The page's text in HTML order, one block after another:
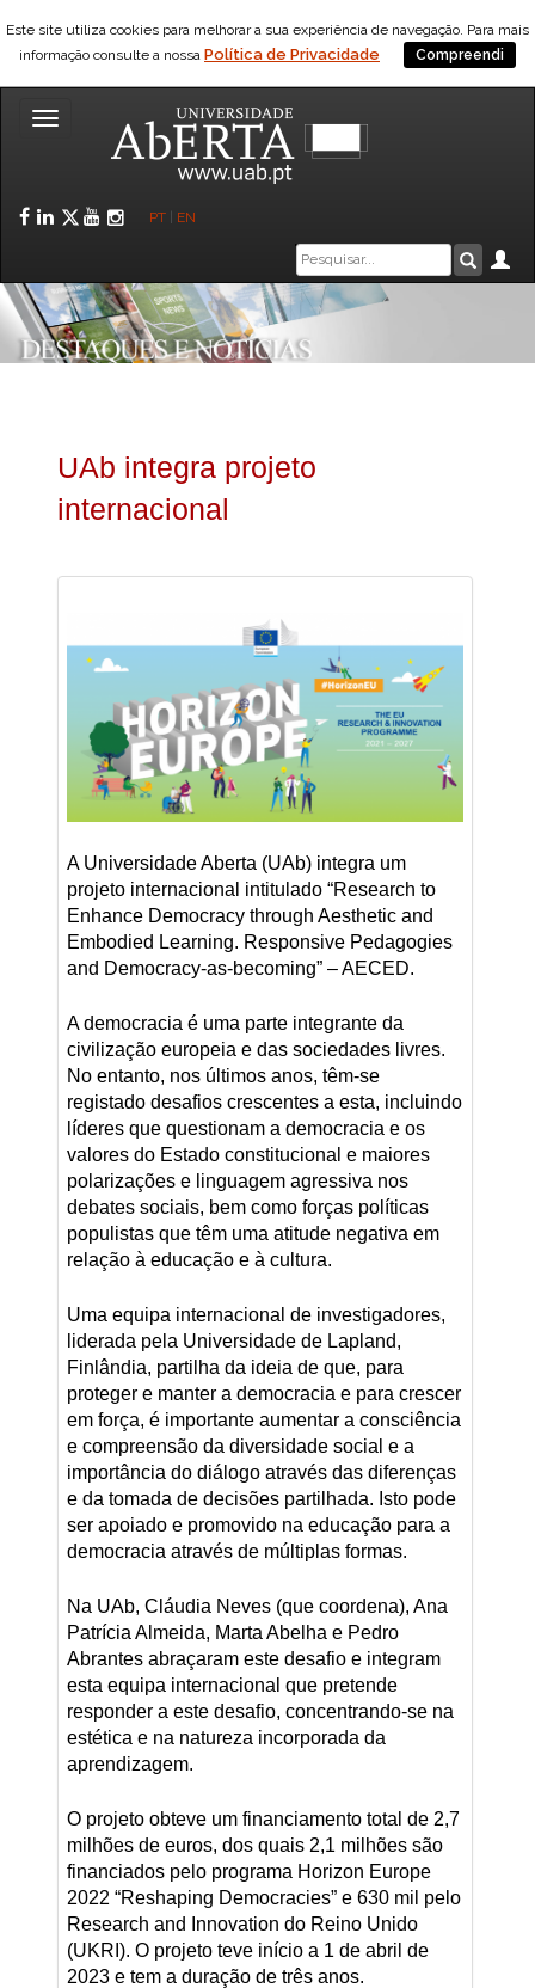
Este site utiliza cookies para melhorar a sua experiência de navegação. Para mais
informação consulte a nossa Política de Privacidade Compreendi
Toggle
Facebook
LinkedIn
Twitter
YouTube
Instagram
PT EN
Caixa
de
pesquisa
UAb integra projeto
internacional
A Universidade Aberta (UAb) integra um
projeto internacional intitulado “Research to
Enhance Democracy through Aesthetic and
Embodied Learning. Responsive Pedagogies
and Democracy-as-becoming” – AECED.
A democracia é uma parte integrante da
civilização europeia e das sociedades livres.
No entanto, nos últimos anos, têm-se
registado desafios crescentes a esta, incluindo
líderes que questionam a democracia e os
valores do Estado constitucional e maiores
polarizações e linguagem agressiva nos
debates sociais, bem como forças políticas
populistas que têm uma atitude negativa em
relação à educação e à cultura.
Uma equipa internacional de investigadores,
liderada pela Universidade de Lapland,
Finlândia, partilha da ideia de que, para
proteger e manter a democracia e para crescer
em força, é importante aumentar a consciência
e compreensão da diversidade social e a
importância do diálogo através das diferenças
e da tomada de decisões partilhada. Isto pode
ser apoiado e promovido na educação para a
democracia através de múltiplas formas.
Na UAb, Cláudia Neves (que coordena), Ana
Patrícia Almeida, Marta Abelha e Pedro
Abrantes abraçaram este desafio e integram
esta equipa internacional que pretende
responder a este desafio, concentrando-se na
estética e na natureza incorporada da
aprendizagem.
O projeto obteve um financiamento total de 2,7
milhões de euros, dos quais 2,1 milhões são
financiados pelo programa Horizon Europe
2022 “Reshaping Democracies” e 630 mil pelo
Research and Innovation do Reino Unido
(UKRI). O projeto teve início a 1 de abril de
2023 e tem a duração de três anos.